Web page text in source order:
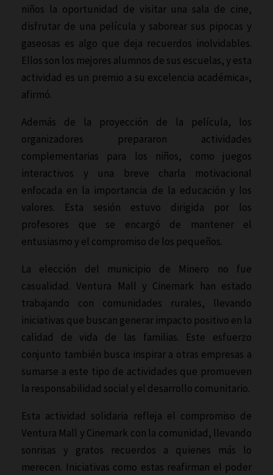
niños la oportunidad de visitar una sala de cine,
disfrutar de una película y saborear sus pipocas y
gaseosas es algo que deja recuerdos inolvidables.
Ellos son los mejores alumnos de sus escuelas, y esta
actividad es un premio a su excelencia académica»,
afirmó.
Además de la proyección de la película, los
organizadores prepararon actividades
complementarias para los niños, como juegos
interactivos y una breve charla motivacional
enfocada en la importancia de la educación y los
valores. Esta sesión estuvo dirigida por los
profesores que se encargó de mantener el
entusiasmo y el compromiso de los pequeños.
La elección del municipio de Minero no fue
casualidad. Ventura Mall y Cinemark han estado
trabajando con comunidades rurales, llevando
iniciativas que buscan generar impacto positivo en la
calidad de vida de las familias. Este esfuerzo
conjunto también busca inspirar a otras empresas a
sumarse a este tipo de actividades que promueven
la responsabilidad social y el desarrollo comunitario.
Esta actividad solidaria refleja el compromiso de
Ventura Mall y Cinemark con la comunidad, llevando
sonrisas y gratos recuerdos a quienes más lo
merecen. Iniciativas como estas reafirman el poder